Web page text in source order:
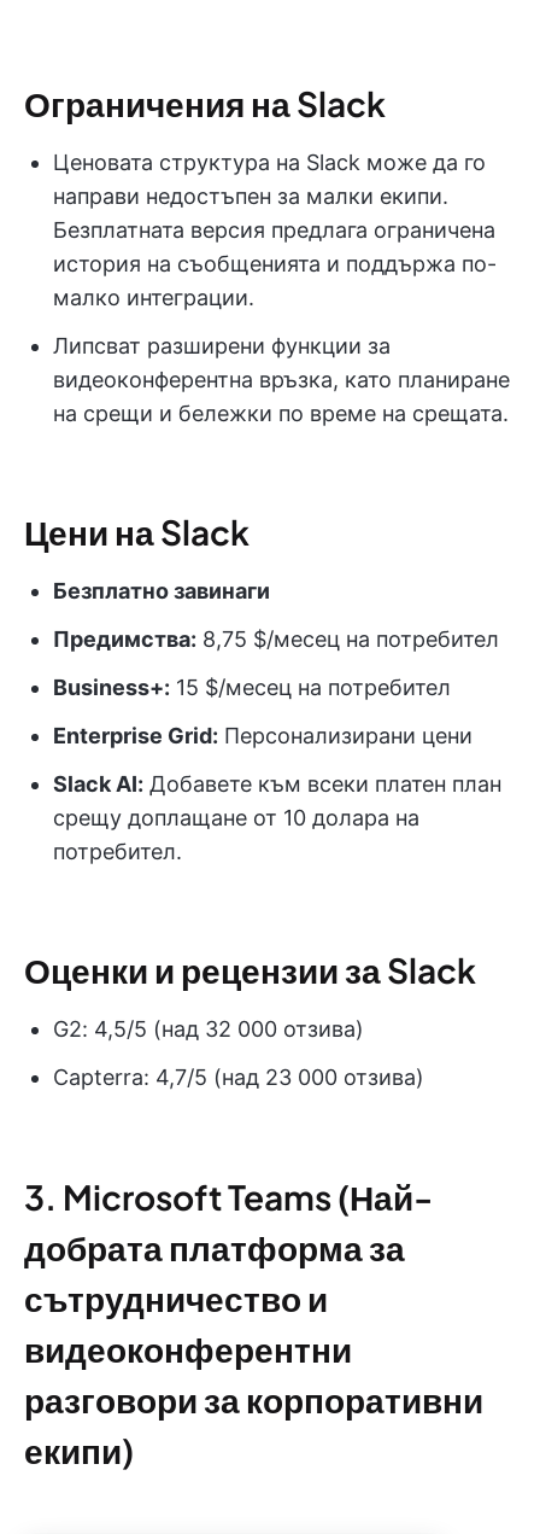
Ограничения на Slack
Ценовата структура на Slack може да го
направи недостъпен за малки екипи.
Безплатната версия предлага ограничена
история на съобщенията и поддържа по-
малко интеграции.
Липсват разширени функции за
видеоконферентна връзка, като планиране
на срещи и бележки по време на срещата.
Цени на Slack
Безплатно завинаги
Предимства: 8,75 $/месец на потребител
Business+: 15 $/месец на потребител
Enterprise Grid: Персонализирани цени
Slack AI: Добавете към всеки платен план
срещу доплащане от 10 долара на
потребител.
Оценки и рецензии за Slack
G2: 4,5/5 (над 32 000 отзива)
Capterra: 4,7/5 (над 23 000 отзива)
3. Microsoft Teams (Най-
добрата платформа за
сътрудничество и
видеоконферентни
разговори за корпоративни
екипи)